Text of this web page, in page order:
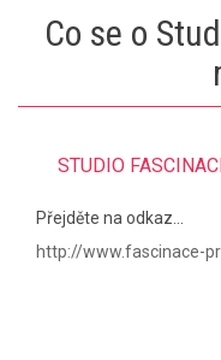
Co se o
STUDIO
Přejděte na odkaz...
http://www.fascinace-